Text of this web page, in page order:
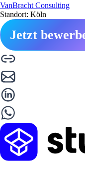
VanBracht Consulting
Standort: Köln
Jetzt